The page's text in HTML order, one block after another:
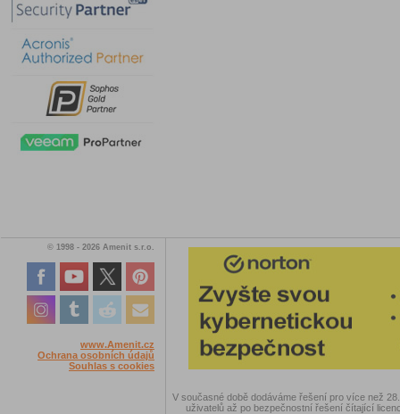
© 1998 - 2026 Amenit s.r.o.
www.Amenit.cz
Ochrana osobních údajů
Souhlas s cookies
V současné době dodáváme řešení pro více než
uživatelů až po bezpečnostní řešení čítající